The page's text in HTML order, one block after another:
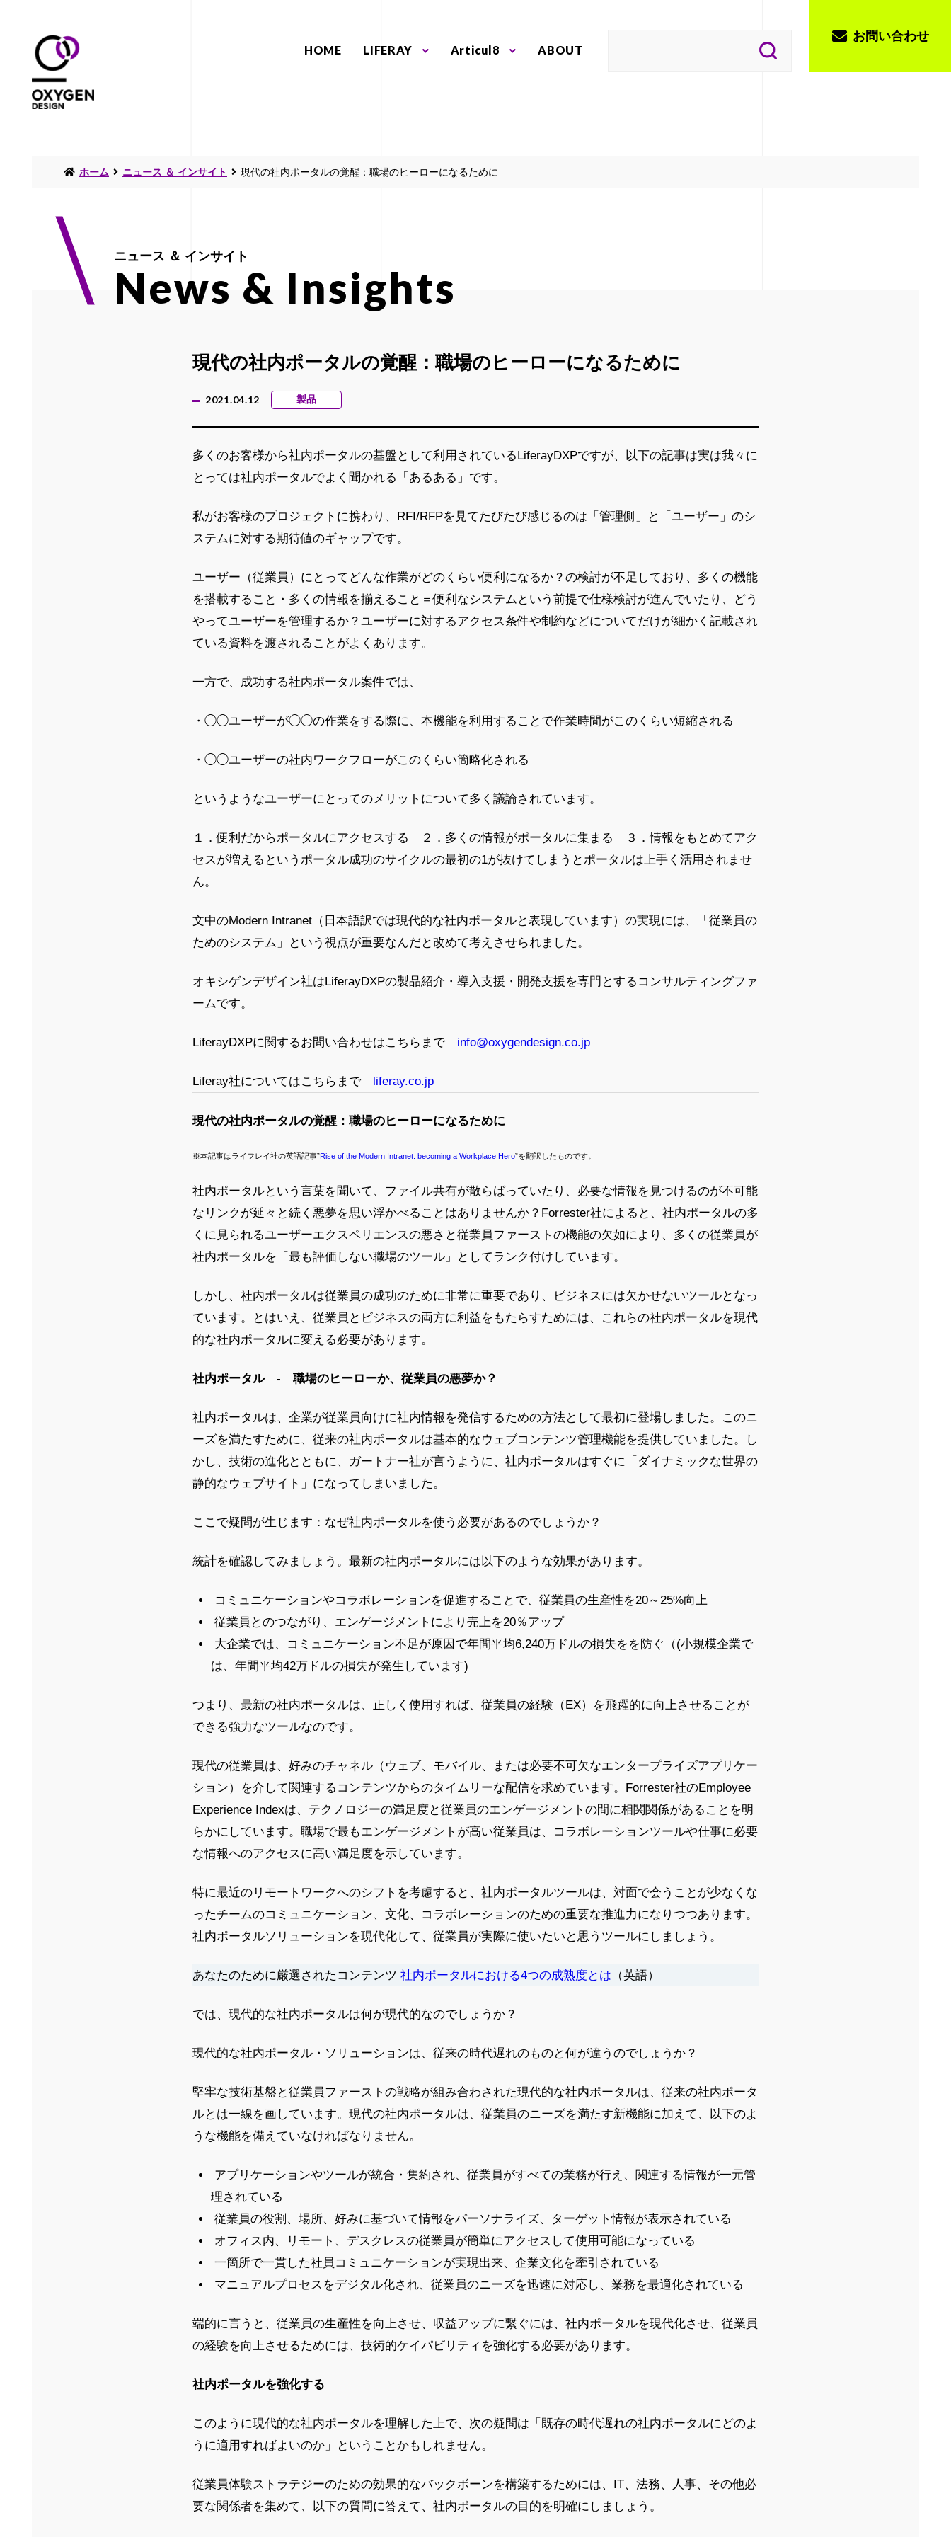
HOME LIFERAY Articul8 ABOUT
お問い合わせ
ホーム ニュース ＆ インサイト 現代の社内ポータルの覚醒：職場のヒーローになるために
ニュース ＆ インサイト
News & Insights
現代の社内ポータルの覚醒：職場のヒーローになるために
2021.04.12 製品
多くのお客様から社内ポータルの基盤として利用されているLiferayDXPですが、以下の記事は実は我々に
とっては社内ポータルでよく聞かれる「あるある」です。
私がお客様のプロジェクトに携わり、RFI/RFPを見てたびたび感じるのは「管理側」と「ユーザー」のシ
ステムに対する期待値のギャップです。
ユーザー（従業員）にとってどんな作業がどのくらい便利になるか？の検討が不足しており、多くの機能
を搭載すること・多くの情報を揃えること＝便利なシステムという前提で仕様検討が進んでいたり、どう
やってユーザーを管理するか？ユーザーに対するアクセス条件や制約などについてだけが細かく記載され
ている資料を渡されることがよくあります。
一方で、成功する社内ポータル案件では、
・◯◯ユーザーが◯◯の作業をする際に、本機能を利用することで作業時間がこのくらい短縮される
・◯◯ユーザーの社内ワークフローがこのくらい簡略化される
というようなユーザーにとってのメリットについて多く議論されています。
１．便利だからポータルにアクセスする ２．多くの情報がポータルに集まる ３．情報をもとめてアク
セスが増えるというポータル成功のサイクルの最初の1が抜けてしまうとポータルは上手く活用されませ
ん。
文中のModern Intranet（日本語訳では現代的な社内ポータルと表現しています）の実現には、「従業員の
ためのシステム」という視点が重要なんだと改めて考えさせられました。
オキシゲンデザイン社はLiferayDXPの製品紹介・導入支援・開発支援を専門とするコンサルティングファ
ームです。
LiferayDXPに関するお問い合わせはこちらまで info@oxygendesign.co.jp
Liferay社についてはこちらまで liferay.co.jp
現代の社内ポータルの覚醒：職場のヒーローになるために
※本記事はライフレイ社の英語記事”Rise of the Modern Intranet: becoming a Workplace Hero”を翻訳したものです。
社内ポータルという言葉を聞いて、ファイル共有が散らばっていたり、必要な情報を見つけるのが不可能
なリンクが延々と続く悪夢を思い浮かべることはありませんか？Forrester社によると、社内ポータルの多
くに見られるユーザーエクスペリエンスの悪さと従業員ファーストの機能の欠如により、多くの従業員が
社内ポータルを「最も評価しない職場のツール」としてランク付けしています。
しかし、社内ポータルは従業員の成功のために非常に重要であり、ビジネスには欠かせないツールとなっ
ています。とはいえ、従業員とビジネスの両方に利益をもたらすためには、これらの社内ポータルを現代
的な社内ポータルに変える必要があります。
社内ポータル ‐ 職場のヒーローか、従業員の悪夢か？
社内ポータルは、企業が従業員向けに社内情報を発信するための方法として最初に登場しました。このニ
ーズを満たすために、従来の社内ポータルは基本的なウェブコンテンツ管理機能を提供していました。し
かし、技術の進化とともに、ガートナー社が言うように、社内ポータルはすぐに「ダイナミックな世界の
静的なウェブサイト」になってしまいました。
ここで疑問が生じます：なぜ社内ポータルを使う必要があるのでしょうか？
統計を確認してみましょう。最新の社内ポータルには以下のような効果があります。
コミュニケーションやコラボレーションを促進することで、従業員の生産性を20～25%向上
従業員とのつながり、エンゲージメントにより売上を20％アップ
大企業では、コミュニケーション不足が原因で年間平均6,240万ドルの損失をを防ぐ（(小規模企業で
は、年間平均42万ドルの損失が発生しています)
つまり、最新の社内ポータルは、正しく使用すれば、従業員の経験（EX）を飛躍的に向上させることが
できる強力なツールなのです。
現代の従業員は、好みのチャネル（ウェブ、モバイル、または必要不可欠なエンタープライズアプリケー
ション）を介して関連するコンテンツからのタイムリーな配信を求めています。Forrester社のEmployee
Experience Indexは、テクノロジーの満足度と従業員のエンゲージメントの間に相関関係があることを明
らかにしています。職場で最もエンゲージメントが高い従業員は、コラボレーションツールや仕事に必要
な情報へのアクセスに高い満足度を示しています。
特に最近のリモートワークへのシフトを考慮すると、社内ポータルツールは、対面で会うことが少なくな
ったチームのコミュニケーション、文化、コラボレーションのための重要な推進力になりつつあります。
社内ポータルソリューションを現代化して、従業員が実際に使いたいと思うツールにしましょう。
あなたのために厳選されたコンテンツ 社内ポータルにおける4つの成熟度とは （英語）
では、現代的な社内ポータルは何が現代的なのでしょうか？
現代的な社内ポータル・ソリューションは、従来の時代遅れのものと何が違うのでしょうか？
堅牢な技術基盤と従業員ファーストの戦略が組み合わされた現代的な社内ポータルは、従来の社内ポータ
ルとは一線を画しています。現代の社内ポータルは、従業員のニーズを満たす新機能に加えて、以下のよ
うな機能を備えていなければなりません。
アプリケーションやツールが統合・集約され、従業員がすべての業務が行え、関連する情報が一元管
理されている
従業員の役割、場所、好みに基づいて情報をパーソナライズ、ターゲット情報が表示されている
オフィス内、リモート、デスクレスの従業員が簡単にアクセスして使用可能になっている
一箇所で一貫した社員コミュニケーションが実現出来、企業文化を牽引されている
マニュアルプロセスをデジタル化され、従業員のニーズを迅速に対応し、業務を最適化されている
端的に言うと、従業員の生産性を向上させ、収益アップに繋ぐには、社内ポータルを現代化させ、従業員
の経験を向上させるためには、技術的ケイパビリティを強化する必要があります。
社内ポータルを強化する
このように現代的な社内ポータルを理解した上で、次の疑問は「既存の時代遅れの社内ポータルにどのよ
うに適用すればよいのか」ということかもしれません。
従業員体験ストラテジーのための効果的なバックボーンを構築するためには、IT、法務、人事、その他必
要な関係者を集めて、以下の質問に答えて、社内ポータルの目的を明確にしましょう。